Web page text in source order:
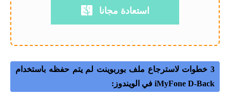
استعادة مجانا
3 خطوات لاسترجاع ملف بوربوينت لم يتم حفظه باستخدام
iMyFone D-Back في الويندوز: